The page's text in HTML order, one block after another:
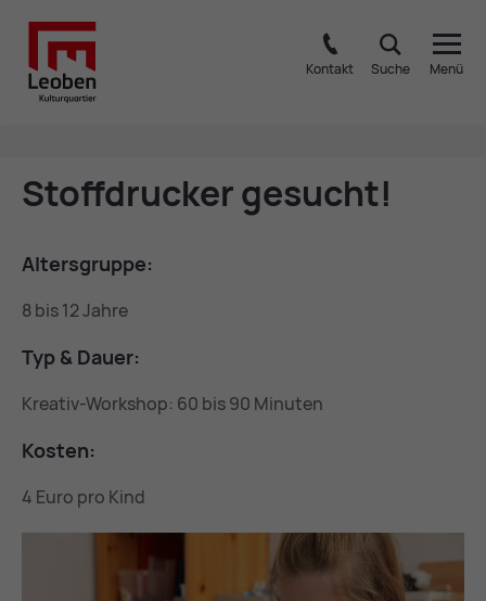
Kontakt Suche Menü
Stoff­dru­cker ge­sucht!
Al­ters­grup­pe:
8 bis 12 Jahre
Typ & Dau­er:
Kreativ-Workshop: 60 bis 90 Minuten
Kos­ten:
4 Euro pro Kind